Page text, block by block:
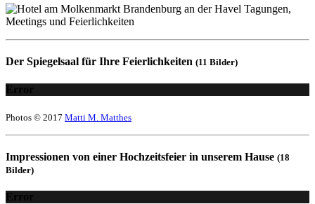
Der Spiegelsaal für Ihre Feierlichkeiten (11 Bilder)
Error
Photos © 2017 Matti M. Matthes
Impressionen von einer Hochzeitsfeier in unserem Hause (18
Bilder)
Error